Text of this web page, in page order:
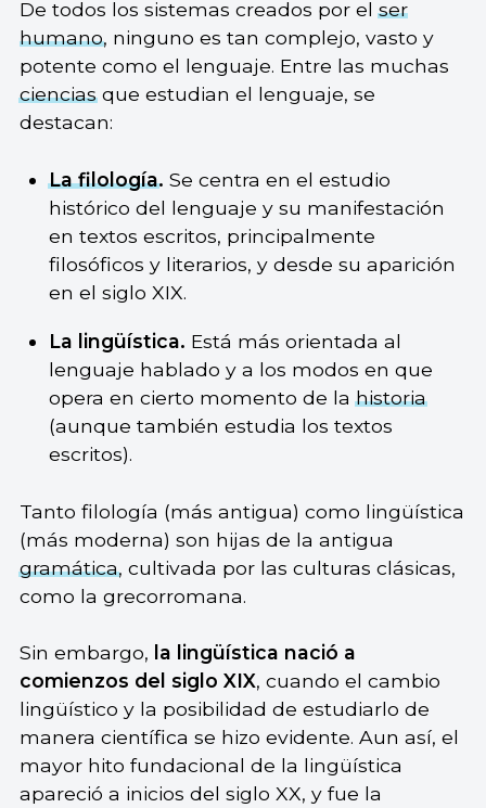
De todos los sistemas creados por elser
humano, ninguno es tan complejo, vasto y
potente como el lenguaje. Entre las muchas
cienciasque estudian el lenguaje, se
destacan:
La filología. Se centra en el estudio
histórico del lenguaje y su manifestación
en textos escritos, principalmente
filosóficos y literarios, y desde su aparición
en el siglo XIX.
La lingüística. Está más orientada al
lenguaje hablado y a los modos en que
opera en cierto momento de lahistoria
(aunque también estudia los textos
escritos).
Tanto filología (más antigua) como lingüística
(más moderna) son hijas de la antigua
gramática, cultivada por las culturas clásicas,
como la grecorromana.
Sin embargo, la lingüística nació a
comienzos del siglo XIX, cuando el cambio
lingüístico y la posibilidad de estudiarlo de
manera científica se hizo evidente. Aun así, el
mayor hito fundacional de la lingüística
apareció a inicios del siglo XX, y fue la